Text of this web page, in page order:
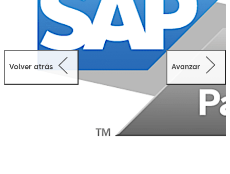
Volver atrás Avanzar